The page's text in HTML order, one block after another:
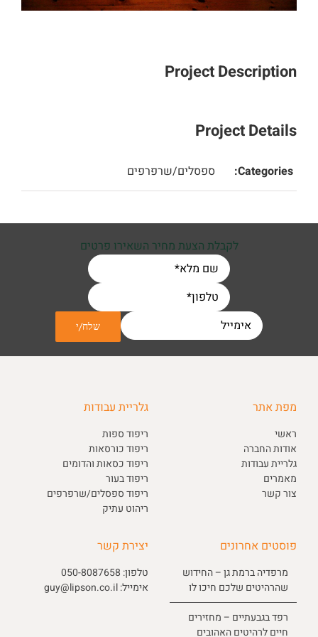
Project Description
Project Details
Categories: ספסלים/שרפרפים
לקבלת הצעת מחיר השאירו פרטים
מפת אתר
ראשי
אודות החברה
גלריית עבודות
מאמרים
צור קשר
גלריית עבודות
ריפוד ספות
ריפוד כורסאות
ריפוד כסאות והדומים
ריפוד בעור
ריפוד ספסלים/שרפרפים
ריהוט עתיק
פוסטים אחרונים
מרפדיה ברמת גן – החידוש
שהרהיטים שלכם חיכו לו
רפד בגבעתיים – מחזירים
חיים לרהיטים האהובים
יצירת קשר
טלפון: 050-8087658
אימייל:guy@lipson.co.il